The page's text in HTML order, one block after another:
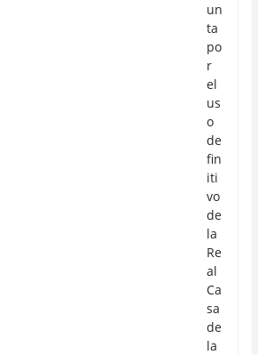
un
ta
po
r
el
us
o
de
fin
iti
vo
de
la
Re
al
Ca
sa
de
la